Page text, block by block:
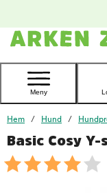
Kontakta
Meny
Hem Hund
Basic Cosy Y-
foo